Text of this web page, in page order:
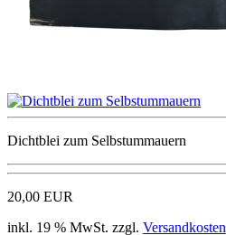
Dichtblei zum Selbstummauern
20,00 EUR
inkl. 19 % MwSt. zzgl. Versandkosten